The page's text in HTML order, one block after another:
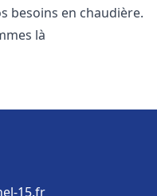
besoins en chaudière.
là
15.fr